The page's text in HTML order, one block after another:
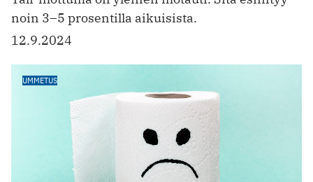
noin 3–5 prosentilla aikuisista.
12.9.2024
UMMETUS